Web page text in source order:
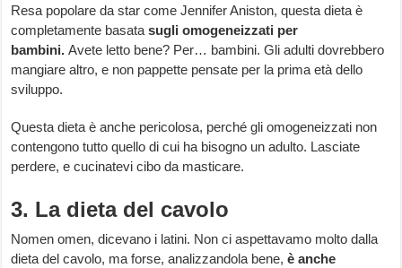
Resa popolare da star come Jennifer Aniston, questa dieta è
completamente basatasugli omogeneizzati per
bambini.Avete letto bene? Per… bambini. Gli adulti dovrebbero
mangiare altro, e non pappette pensate per la prima età dello
sviluppo.
Questa dieta è anche pericolosa, perché gli omogeneizzati non
contengono tutto quello di cui ha bisogno un adulto. Lasciate
perdere, e cucinatevi cibo da masticare.
3. La dieta del cavolo
Nomen omen, dicevano i latini. Non ci aspettavamo molto dalla
dieta del cavolo, ma forse, analizzandola bene,è anche